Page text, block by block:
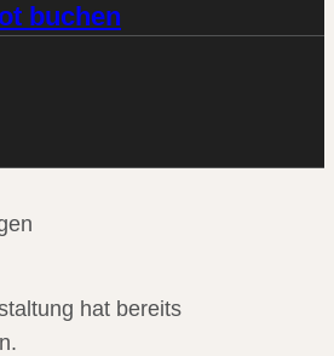
buchen
hat bereits